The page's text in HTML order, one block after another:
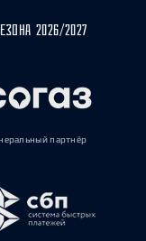
2026/2027
партнёр